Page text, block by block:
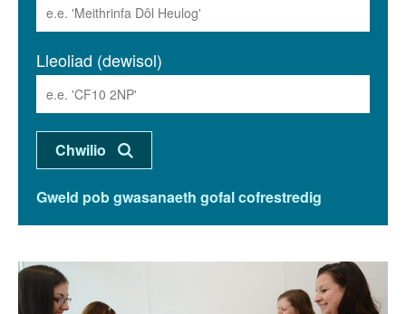
Lleoliad (dewisol)
Gweld pob gwasanaeth gofal cofrestredig